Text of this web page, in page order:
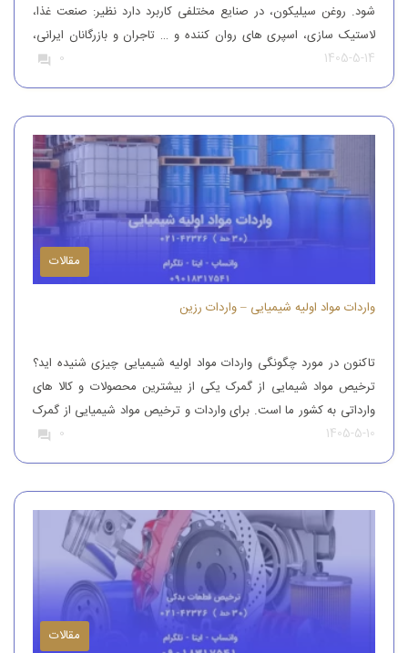
شود. روغن سیلیکون، در صنایع مختلفی کاربرد دارد نظیر: صنعت غذا،
لاستیک سازی، اسپری های روان کننده و … تاجران و بازرگانان ایرانی،
این محصول را از کشورهای همچون آلمان، ایتالیا، ترکیه و چین وارد
کشور می کنند تا بدین طریق نیاز […]
1405-5-14
0
مقالات
واردات مواد اولیه شیمیایی – واردات رزین
تاکنون در مورد چگونگی واردات مواد اولیه شیمیایی چیزی شنیده اید؟
ترخیص مواد شیمایی از گمرک یکی از بیشترین محصولات و کالا های
وارداتی به کشور ما است. برای واردات و ترخیص مواد شیمیایی از گمرک
باید به افراد با تجربه رجوع کرد. افرادی که بتوانند مواد شیمیایی درجه
یک را وارد کنند. واردات و […]
1405-5-10
0
مقالات